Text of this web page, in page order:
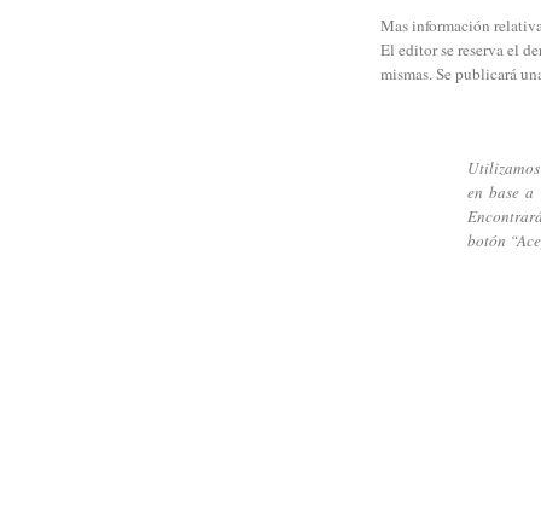
Mas información
El editor se reserva el
mismas. Se publicará
en base
botón